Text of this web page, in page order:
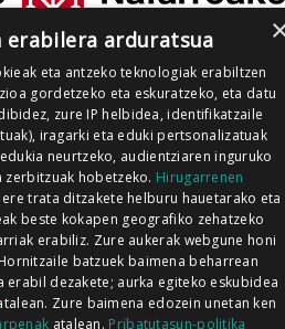
erabilera arduratsua
eta antzeko teknologiak erabiltzen
gordetzeko eta eskuratzeko, eta datu
zure IP helbidea, identifikatzaile
iragarki eta eduki pertsonalizatuak
neurtzeko, audientziaren inguruko
hobetzeko. Hirugarrenen
trata ditzakete helburu hauetarako eta
beste kokapen geografiko zehatzeko
erabiliz. Zure aukerak webgune honi
batzuek baimena beharrean
dezakete; aurka egiteko eskubidea
Zure baimena edozein unetan ken
atalean. Pribatutasun-politika